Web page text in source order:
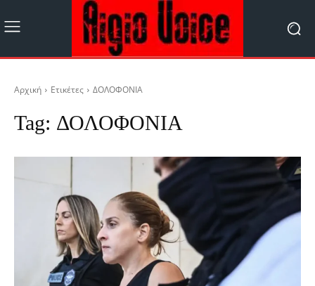
Αρχική Ετικέτες ΔΟΛΟΦΟΝΙΑ
Tag: ΔΟΛΟΦΟΝΙΑ